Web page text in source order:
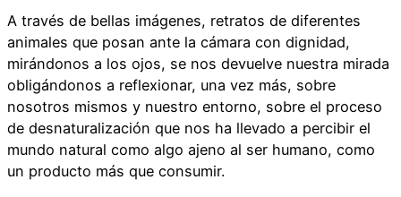
A través de bellas imágenes, retratos de diferentes
animales que posan ante la cámara con dignidad,
mirándonos a los ojos, se nos devuelve nuestra mirada
obligándonos a reflexionar, una vez más, sobre
nosotros mismos y nuestro entorno, sobre el proceso
de desnaturalización que nos ha llevado a percibir el
mundo natural como algo ajeno al ser humano, como
un producto más que consumir.